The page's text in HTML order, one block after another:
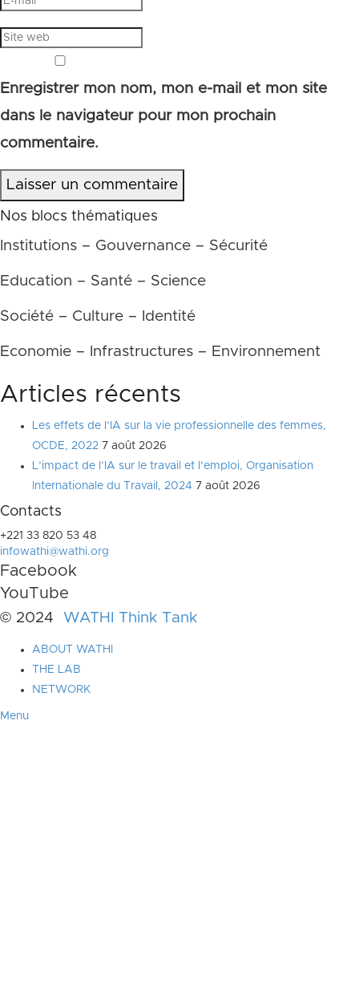
Enregistrer mon nom, mon e-mail et mon site
dans le navigateur pour mon prochain
commentaire.
Laisser un commentaire
Nos blocs thématiques
Institutions – Gouvernance – Sécurité
Education – Santé – Science
Société – Culture – Identité
Economie – Infrastructures – Environnement
Articles récents
Les effets de l’IA sur la vie professionnelle des femmes,
OCDE, 2022 7 août 2026
L’impact de l’IA sur le travail et l’emploi, Organisation
Internationale du Travail, 2024 7 août 2026
Contacts
+221 33 820 53 48
infowathi@wathi.org
Facebook
YouTube
© 2024 WATHI Think Tank
ABOUT WATHI
THE LAB
NETWORK
Menu